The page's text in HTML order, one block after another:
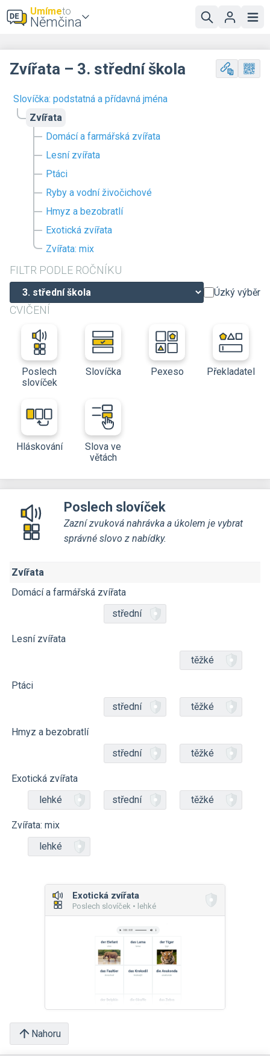
Umímeto
Němčina
Slovíčka: podstatná a přídavná jména
Zvířata
Domácí a farmářská zvířata
Lesní zvířata
Ptáci
Ryby a vodní živočichové
Hmyz a bezobratlí
Exotická zvířata
Zvířata: mix
FILTR PODLE ROČNÍKU
Úzký výběr
CVIČENÍ
Poslech
slovíček
Slovíčka Pexeso Překladatel
Hláskování
Slova ve
větách
Zvířata – 3. střední škola
Poslech slovíček
Zazní zvuková nahrávka a úkolem je vybrat
správné slovo z nabídky.
Zvířata
Domácí a farmářská zvířata
střední
Lesní zvířata
těžké
Ptáci
střední
těžké
Hmyz a bezobratlí
střední
těžké
Exotická zvířata
lehké
střední těžké
Zvířata: mix
lehké
Exotická zvířata
Poslech slovíček • lehké
Nahoru